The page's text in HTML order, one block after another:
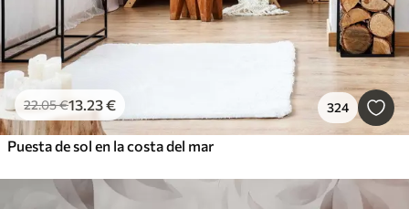
22.05€13.23€ 324
Puesta de sol en la costa del mar